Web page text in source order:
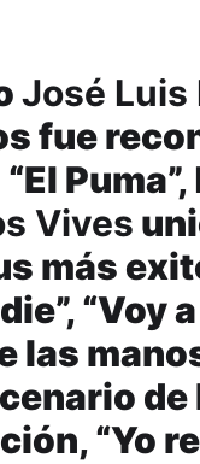
José Luis
fue
Puma”,
Vives
más
“Voy
las
“Yo